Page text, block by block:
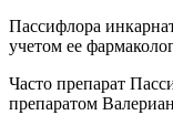
Пассифлора
учетом ее
Часто препарат
препаратом